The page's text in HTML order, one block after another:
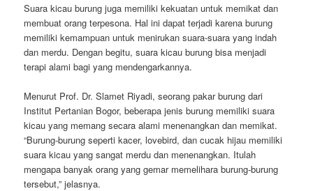
Suara kicau burung juga memiliki kekuatan untuk memikat dan
membuat orang terpesona. Hal ini dapat terjadi karena burung
memiliki kemampuan untuk menirukan suara-suara yang indah
dan merdu. Dengan begitu, suara kicau burung bisa menjadi
terapi alami bagi yang mendengarkannya.
Menurut Prof. Dr. Slamet Riyadi, seorang pakar burung dari
Institut Pertanian Bogor, beberapa jenis burung memiliki suara
kicau yang memang secara alami menenangkan dan memikat.
“Burung-burung seperti kacer, lovebird, dan cucak hijau memiliki
suara kicau yang sangat merdu dan menenangkan. Itulah
mengapa banyak orang yang gemar memelihara burung-burung
tersebut,” jelasnya.